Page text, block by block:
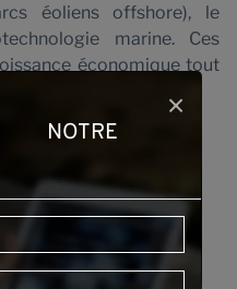
éoliens offshore), le
marine. Ces
économique tout
marins :
NOTRE
×